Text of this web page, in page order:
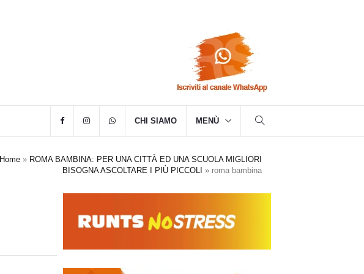
CHI SIAMO MENÙ
Home » ROMA BAMBINA: PER UNA CITTÀ ED UNA SCUOLA MIGLIORI
BISOGNA ASCOLTARE I PIÙ PICCOLI » roma bambina